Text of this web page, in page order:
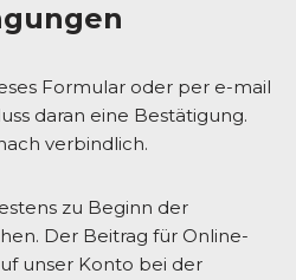
Formular oder per e-mail
daran eine Bestätigung.
verbindlich.
zu Beginn der
Der Beitrag für Online-
unser Konto bei der